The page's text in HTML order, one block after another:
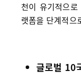
천이 유기적으
랫폼을 단계적으
글로벌 10